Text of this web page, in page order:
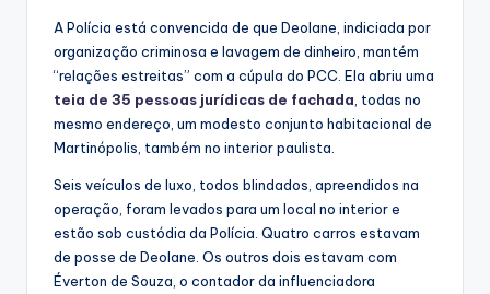
A Polícia está convencida de que Deolane, indiciada por
organização criminosa e lavagem de dinheiro, mantém
“relações estreitas” com a cúpula do PCC. Ela abriu uma
teia de 35 pessoas jurídicas de fachada , todas no
mesmo endereço, um modesto conjunto habitacional de
Martinópolis, também no interior paulista.
Seis veículos de luxo, todos blindados, apreendidos na
operação, foram levados para um local no interior e
estão sob custódia da Polícia. Quatro carros estavam
de posse de Deolane. Os outros dois estavam com
Éverton de Souza, o contador da influenciadora